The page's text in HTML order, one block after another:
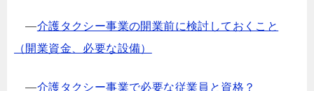
―介護タクシー事業の開業前に検討しておくこと
（開業資金、必要な設備）
―介護タクシー事業で必要な従業員と資格？